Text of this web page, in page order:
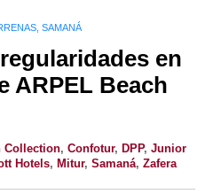
SAMANÁ
en
ARPEL Beach
Collection, Confotur, DPP, Junior
Hotels, Mitur, Samaná, Zafera